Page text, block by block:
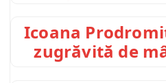
Icoana
zugrăvită de